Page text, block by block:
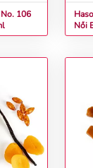
106
Női